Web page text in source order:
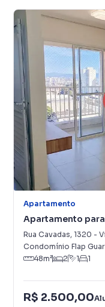
Apartamento
Apartamento
Rua Cavadas, 1320 -
Condomínio Flap
48m² 2 1 1
R$ 2.500,00